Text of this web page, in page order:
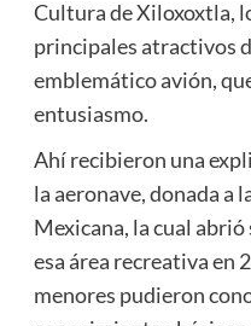
Cultura de Xiloxoxtla,
principales atractivos
emblemático avión,
entusiasmo.
Ahí recibieron una
la aeronave, donada a
Mexicana, la cual
esa área recreativa en
menores pudieron